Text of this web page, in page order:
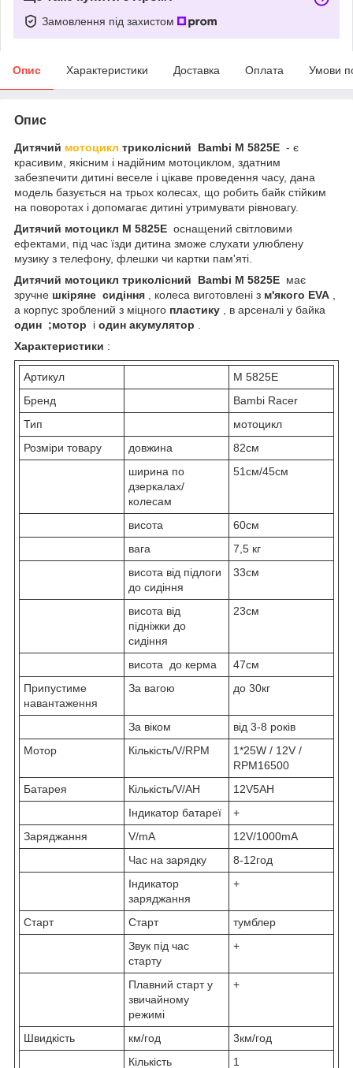
Замовлення під захистом
Опис Характеристики Доставка Оплата Умови
Опис
Дитячий мотоцикл триколісний Bambi M 5825E - є
красивим, якісним і надійним мотоциклом, здатним
забезпечити дитині веселе і цікаве проведення часу, дана
модель базується на трьох колесах, що робить байк стійким
на поворотах і допомагає дитині утримувати рівновагу.
Дитячий мотоцикл M 5825E оснащений світловими
ефектами, під час їзди дитина зможе слухати улюблену
музику з телефону, флешки чи картки пам'яті.
Дитячий мотоцикл триколісний
Bambi M 5825E має
зручне шкіряне сидіння , колеса виготовлені з м'якого EVA
а корпус зроблений з міцного пластику , в арсеналі у байка
один ;мотор
і один акумулятор
Характеристики :
Артикул
M 5825E
Бренд
Bambi Racer
Тип
мотоцикл
Розміри товару
довжина
82см
ширина по
дзеркалах/
колесам
51см/45см
висота
60см
вага
7,5 кг
висота від підлоги
до сидіння
33см
висота від
підніжки до
сидіння
23см
висота до керма
47см
Припустиме
навантаження
За вагою до 30кг
За віком
від 3-8 років
Мотор
Кількість/V/RPM
1*25W / 12V /
RPM16500
Батарея
Кількість/V/AH
12V5AH
Індикатор батареї
+
Заряджання
V/mA
12V/1000mA
Час на зарядку
8-12год
Індикатор
заряджання
+
Старт Старт
тумблер
Звук під час
старту
+
Плавний старт у
звичайному
режимі
+
Швидкість км/год
3км/год
Кількість
1